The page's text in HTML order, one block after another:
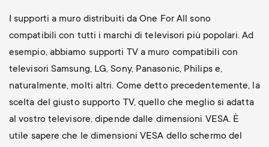
I supporti a muro distribuiti da One For All sono
compatibili con tutti i marchi di televisori più popolari. Ad
esempio, abbiamo supporti TV a muro compatibili con
televisori Samsung, LG, Sony, Panasonic, Philips e,
naturalmente, molti altri. Come detto precedentemente, la
scelta del giusto supporto TV, quello che meglio si adatta
al vostro televisore, dipende dalle dimensioni VESA. È
utile sapere che le dimensioni VESA dello schermo del